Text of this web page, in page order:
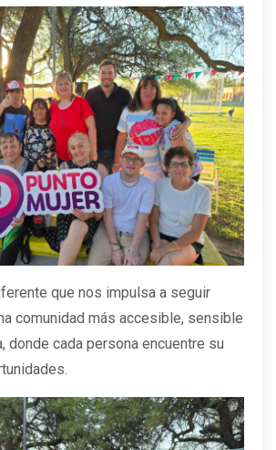
que nos impulsa a seguir
comunidad más accesible, sensible
donde cada persona encuentre su